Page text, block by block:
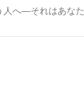
人へ―それはあなた